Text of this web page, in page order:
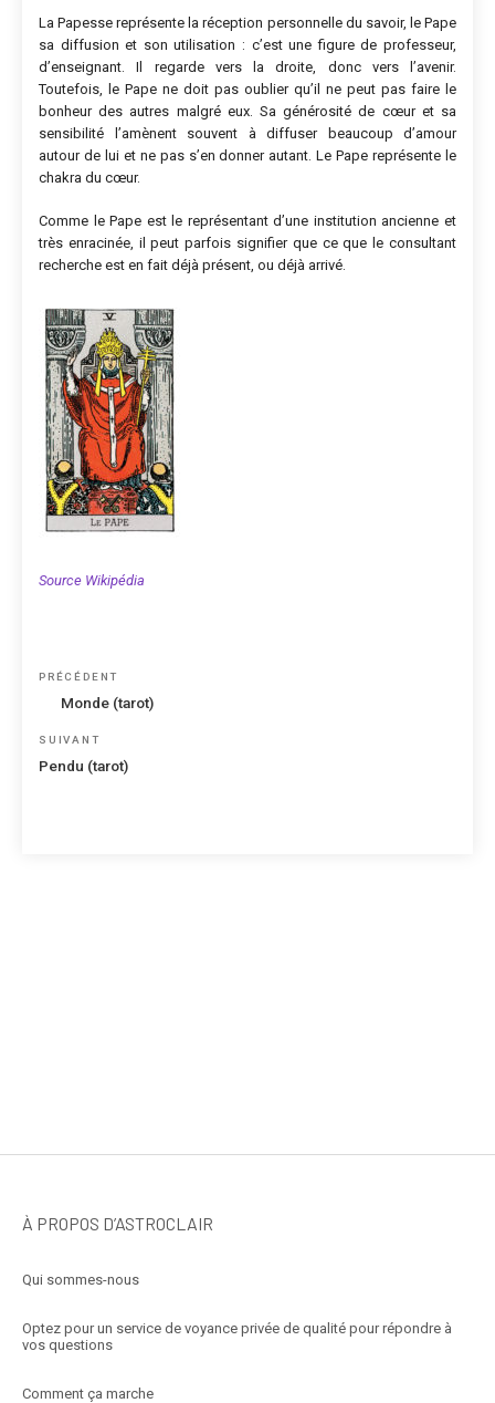
La Papesse représente la réception personnelle du savoir, le Pape
sa diffusion et son utilisation : c’est une figure de professeur,
d’enseignant. Il regarde vers la droite, donc vers l’avenir.
Toutefois, le Pape ne doit pas oublier qu’il ne peut pas faire le
bonheur des autres malgré eux. Sa générosité de cœur et sa
sensibilité l’amènent souvent à diffuser beaucoup d’amour
autour de lui et ne pas s’en donner autant. Le Pape représente le
chakra du cœur.
Comme le Pape est le représentant d’une institution ancienne et
très enracinée, il peut parfois signifier que ce que le consultant
recherche est en fait déjà présent, ou déjà arrivé.
Source Wikipédia
Navigation
Article
précédent
PRÉCÉDENT
Monde (tarot)
Article
suivant
SUIVANT
Pendu (tarot)
À PROPOS D’ASTROCLAIR
Qui sommes-nous
Optez pour un service de voyance privée de qualité pour répondre à
vos questions
Comment ça marche